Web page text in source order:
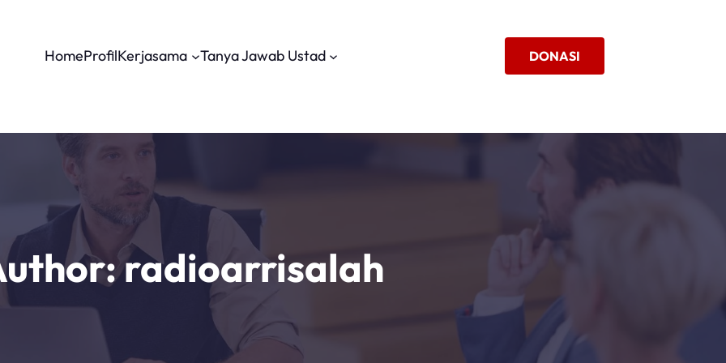
HomeProfilKerjasama Tanya Jawab Ustad DONASI
radioarrisalah